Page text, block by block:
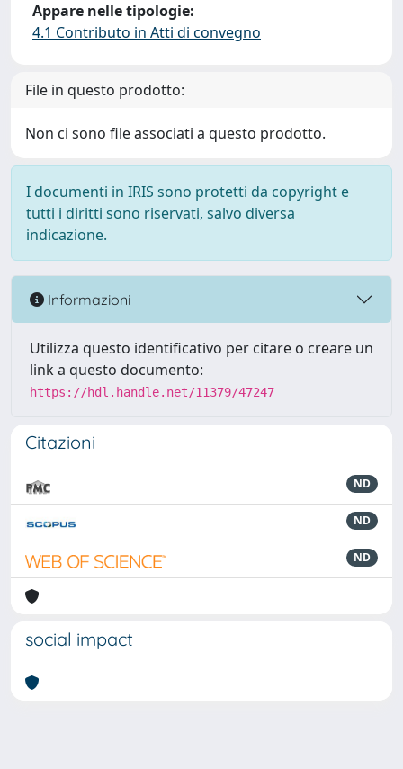
Appare nelle tipologie:
4.1 Contributo in Atti di convegno
File in questo prodotto:
Non ci sono file associati a questo prodotto.
I documenti in IRIS sono protetti da copyright e
tutti i diritti sono riservati, salvo diversa
indicazione.
Informazioni
Utilizza questo identificativo per citare o creare un
link a questo documento:
https://hdl.handle.net/11379/47247
Citazioni
ND
ND
ND
social impact